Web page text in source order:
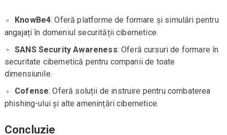
KnowBe4: Oferă platforme de formare și simulări pentru
angajați în domeniul securității cibernetice.
SANS Security Awareness: Oferă cursuri de formare în
securitate cibernetică pentru companii de toate
dimensiunile.
Cofense: Oferă soluții de instruire pentru combaterea
phishing-ului și alte amenințări cibernetice.
Concluzie